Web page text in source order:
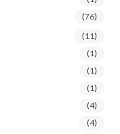
(76)
(11)
(1)
(1)
(1)
(4)
(4)